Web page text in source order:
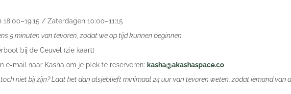
18:00–19:15 / Zaterdagen 10:00–11:15
5 minuten van tevoren, zodat we op tijd kunnen beginnen.
bij de Ceuvel (zie kaart)
e-mail naar Kasha om je plek te reserveren: kasha@akashaspace.co
niet bij zijn? Laat het dan alsjeblieft minimaal 24 uur van tevoren weten, zodat iemand van